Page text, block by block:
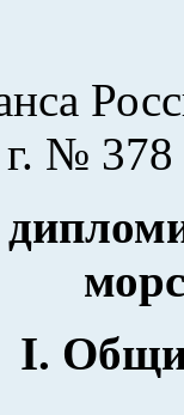
г. № 378
I.